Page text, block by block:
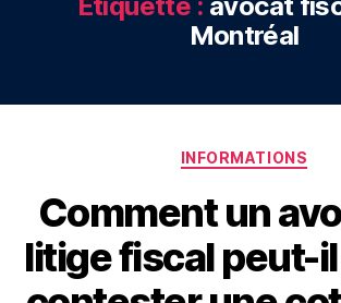
Montréal
Catégories
INFORMATIONS
Comment un
litige fiscal peut-